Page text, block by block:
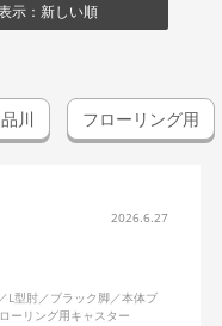
示：新しい順
品川 フローリング用
2026.6.27
L型肘／ブラック脚／本体ブ
ーリング用キャスター